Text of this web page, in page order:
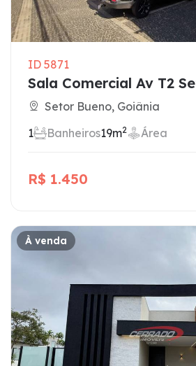
ID 5871
Sala Comercial Av T2
Setor Bueno, Goiânia
1
Banheiros19m2 Área
R$ 1.450
À venda